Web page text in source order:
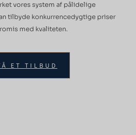
vores system af pålidelige
tilbyde konkurrencedygtige priser
med kvaliteten.
ET TILBUD